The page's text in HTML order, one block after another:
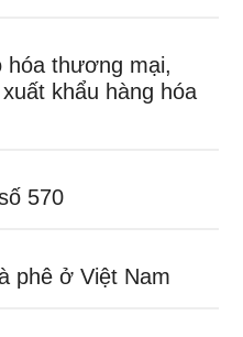
thương mại,
khẩu hàng hóa
570
phê ở Việt Nam